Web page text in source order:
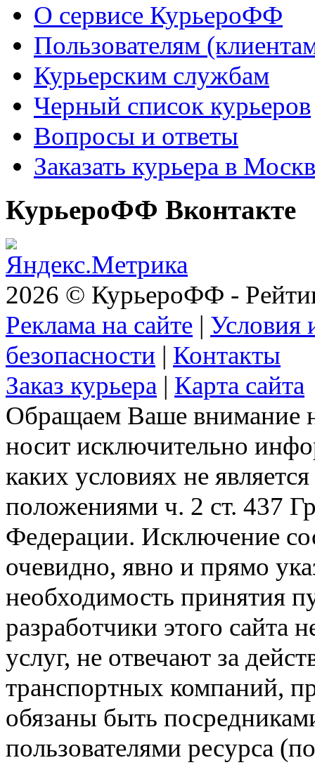
О сервисе КурьероФФ
Пользователям
Курьерским службам
Черный список курьеров
Вопросы и ответы
Заказать курьера в
КурьероФФ Вконтакте
2026 © КурьероФФ -
Реклама на сайте | Условия
безопасности | Контакты
Заказ курьера | Карта сайта
Обращаем Ваше внимание
носит исключительно
каких условиях не
положениями ч. 2 ст. 437
Федерации. Исключение
очевидно, явно и прямо
необходимость принятия
разработчики этого сайта
услуг, не отвечают за
транспортных компаний,
обязаны быть
пользователями ресурса